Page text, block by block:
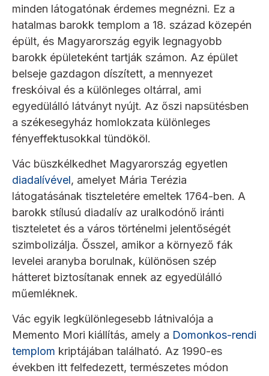
minden látogatónak érdemes megnézni. Ez a
hatalmas barokk templom a 18. század közepén
épült, és Magyarország egyik legnagyobb
barokk épületeként tartják számon. Az épület
belseje gazdagon díszített, a mennyezet
freskóival és a különleges oltárral, ami
egyedülálló látványt nyújt. Az őszi napsütésben
a székesegyház homlokzata különleges
fényeffektusokkal tündököl.
Vác büszkélkedhet Magyarország egyetlen
diadalívével, amelyet Mária Terézia
látogatásának tiszteletére emeltek 1764-ben. A
barokk stílusú diadalív az uralkodónő iránti
tiszteletet és a város történelmi jelentőségét
szimbolizálja. Ősszel, amikor a környező fák
levelei aranyba borulnak, különösen szép
hátteret biztosítanak ennek az egyedülálló
műemléknek.
Vác egyik legkülönlegesebb látnivalója a
Memento Mori kiállítás, amely a Domonkos-rendi
templom kriptájában található. Az 1990-es
években itt felfedezett, természetes módon